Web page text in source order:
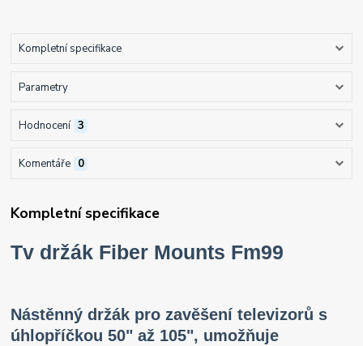
Kompletní specifikace
Parametry
Hodnocení 3
Komentáře 0
Kompletní specifikace
Tv držák Fiber Mounts Fm99
Nástěnný držák pro zavěšení televizorů s
úhlopříčkou 50" až 105", umožňuje